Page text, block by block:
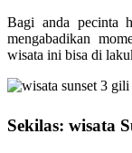
Bagi anda pecinta
mengabadikan
wisata ini bisa di
Sekilas: wisata